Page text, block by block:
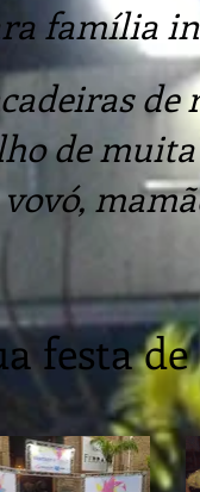
família
de
de
festa